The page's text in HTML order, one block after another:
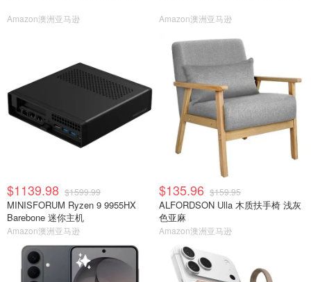
Amazon澳洲亚马逊 Amazon澳洲亚马逊
$1139.98 $1599.99
MINISFORUM Ryzen 9 9955HX
Barebone 迷你主机
Amazon澳洲亚马逊
$135.96 $159.95
ALFORDSON Ulla 木质扶手椅 浅灰
色亚麻
Amazon澳洲亚马逊